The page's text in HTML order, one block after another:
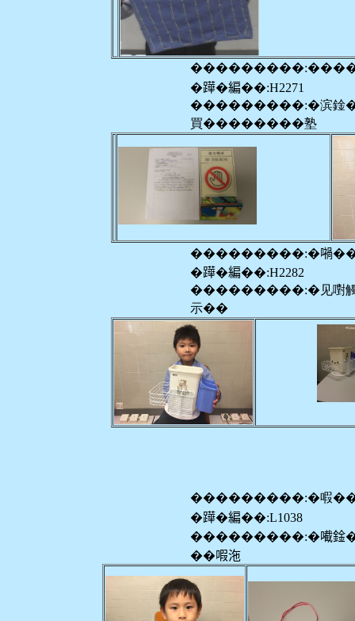
�𨅯�編��:H2271
���������:�滨鍂
買��������塾
�𨅯�編��:H2282
���������:�见嚉
示��
���������:�㗇
�𨅯�編��:L1038
���������:�𡁶鍂�
��㗇沲